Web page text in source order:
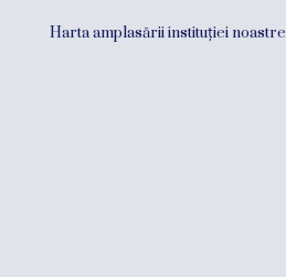
Harta amplasării instituției noastre